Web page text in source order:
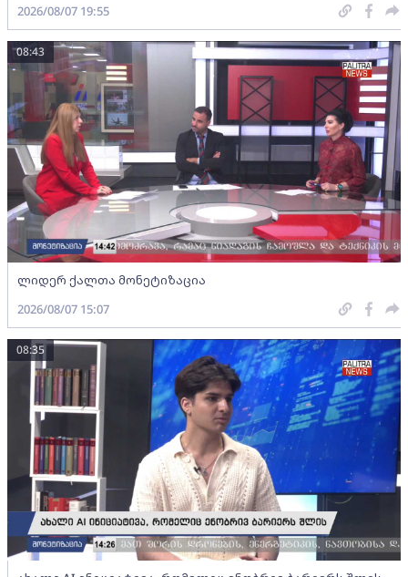
2026/08/07 19:55
ლიდერ ქალთა მონეტიზაცია
08:43
2026/08/07 15:07
08:35